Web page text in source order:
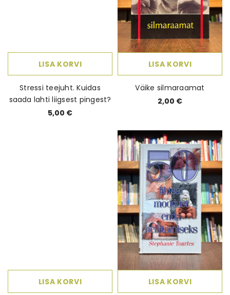
LISA KORVI
Stressi teejuht. Kuidas
saada lahti liigsest pingest?
5,00 €
LISA KORVI
Väike silmaraamat
2,00 €
LISA KORVI LISA KORVI